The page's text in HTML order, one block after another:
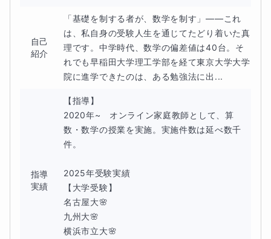
自己
紹介
「基礎を制する者が、数学を制す」——これ
は、私自身の受験人生を通じてたどり着いた真
理です。中学時代、数学の偏差値は40台。そ
れでも早稲田大学理工学部を経て東京大学大学
院に進学できたのは、ある勉強法に出...
指導
実績
【指導】
2020年~　オンライン家庭教師として、算
数・数学の授業を実施。実施件数は延べ数千
件。
2025年受験実績
【大学受験】
名古屋大🌸
九州大🌸
横浜市立大🌸